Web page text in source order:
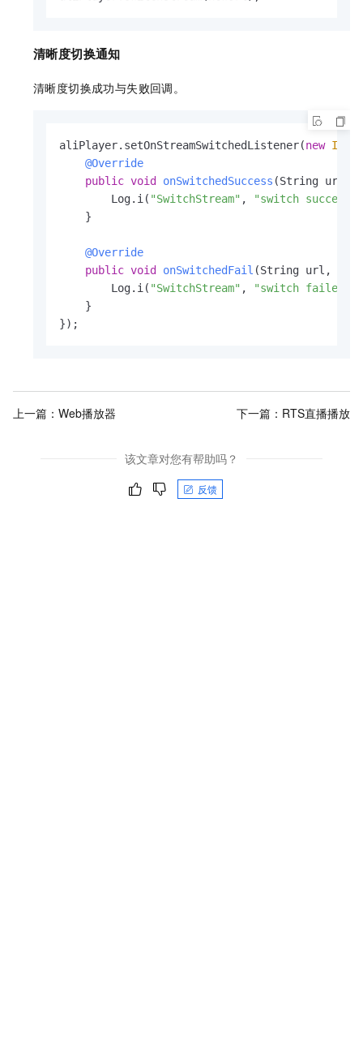
清晰度切换通知
清晰度切换成功与失败回调。
aliPlayer.setOnStreamSwitchedListener(new
@Override
public void onSwitchedSuccess (String url)
        Log.i(
"SwitchStream" ,
"switch
    }
@Override
public void onSwitchedFail (String url,
        Log.i(
"SwitchStream" ,
"switch failed,
    }
});
上一篇： Web播放器 下一篇： RTS直播播放
该文章对您有帮助吗？
反馈